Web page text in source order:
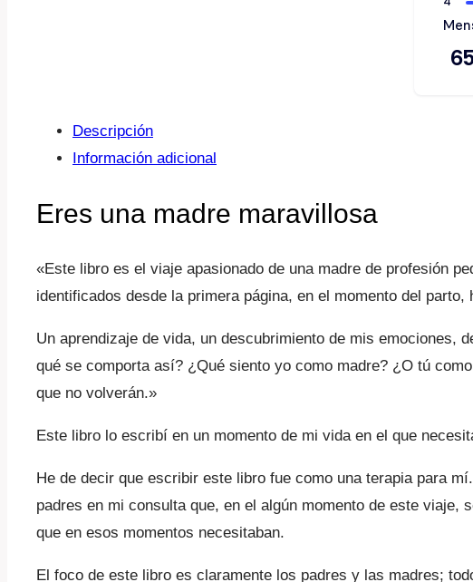
Descripción
Información adicional
Eres una madre maravillosa
«Este libro es el viaje apasionado de una madre de profesión
identificados desde la primera página, en el momento del
Un aprendizaje de vida, un descubrimiento de mis emociones,
qué se comporta así? ¿Qué siento yo como madre? ¿O tú
que no volverán.»
Este libro lo escribí en un momento de mi vida en el que
He de decir que escribir este libro fue como una terapia para
padres en mi consulta que, en el algún momento de este
que en esos momentos necesitaban.
El foco de este libro es claramente los padres y las madres;